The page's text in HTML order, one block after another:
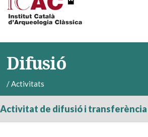
Difusió
/Activitats
Activitat de difusió i transferència